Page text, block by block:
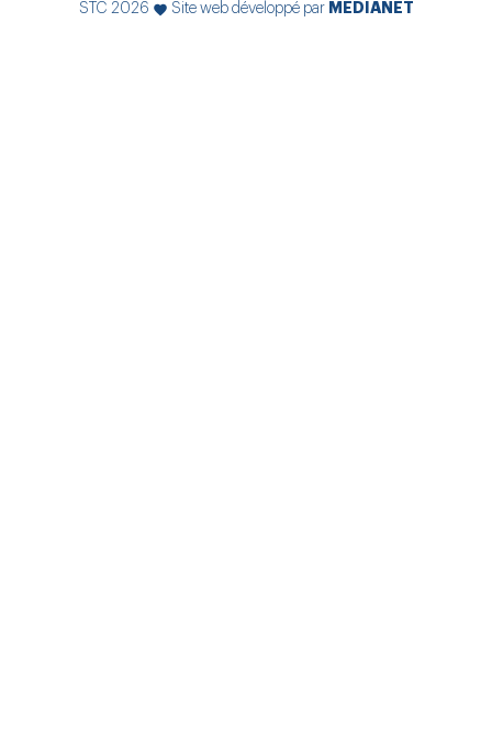
STC 2026 favorite Site web développé par MEDIANET